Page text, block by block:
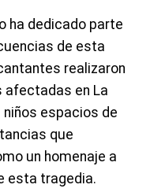
ha dedicado parte
de esta
realizaron
afectadas en La
espacios de
que
un homenaje a
esta tragedia.